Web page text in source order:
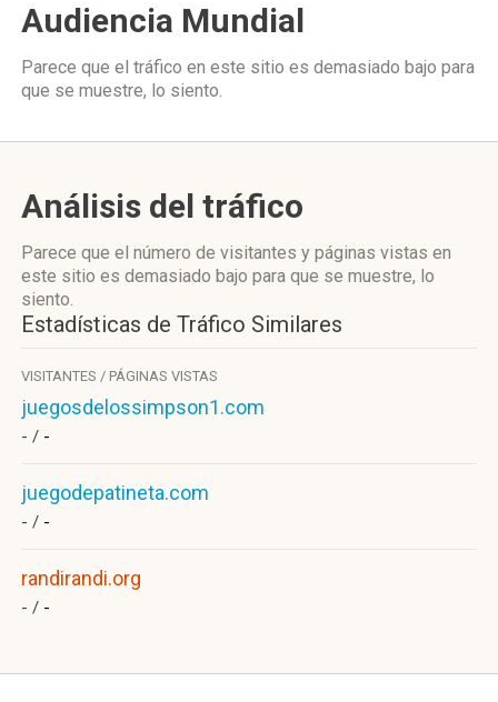
Audiencia Mundial
Parece que el tráfico en este sitio es demasiado bajo para
que se muestre, lo siento.
Análisis del tráfico
Parece que el número de visitantes y páginas vistas en
este sitio es demasiado bajo para que se muestre, lo
siento.
Estadísticas de Tráfico Similares
VISITANTES / PÁGINAS VISTAS
juegosdelossimpson1.com
- / -
juegodepatineta.com
- / -
randirandi.org
- / -